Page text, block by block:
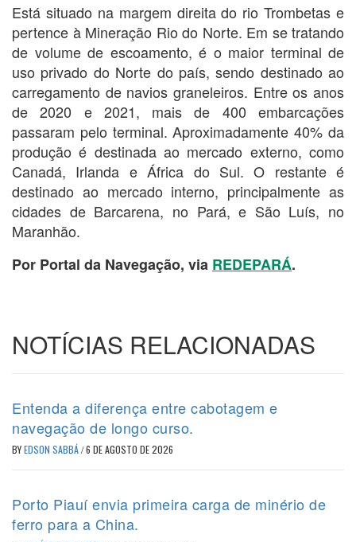
Está situado na margem direita do rio Trombetas e
pertence à Mineração Rio do Norte. Em se tratando
de volume de escoamento, é o maior terminal de
uso privado do Norte do país, sendo destinado ao
carregamento de navios graneleiros. Entre os anos
de 2020 e 2021, mais de 400 embarcações
passaram pelo terminal. Aproximadamente 40% da
produção é destinada ao mercado externo, como
Canadá, Irlanda e África do Sul. O restante é
destinado ao mercado interno, principalmente as
cidades de Barcarena, no Pará, e São Luís, no
Maranhão.
Por Portal da Navegação, via REDEPARÁ.
NOTÍCIAS RELACIONADAS
Entenda a diferença entre cabotagem e
navegação de longo curso.
BYEDSON SABBÁ/6 DE AGOSTO DE 2026
Porto Piauí envia primeira carga de minério de
ferro para a China.